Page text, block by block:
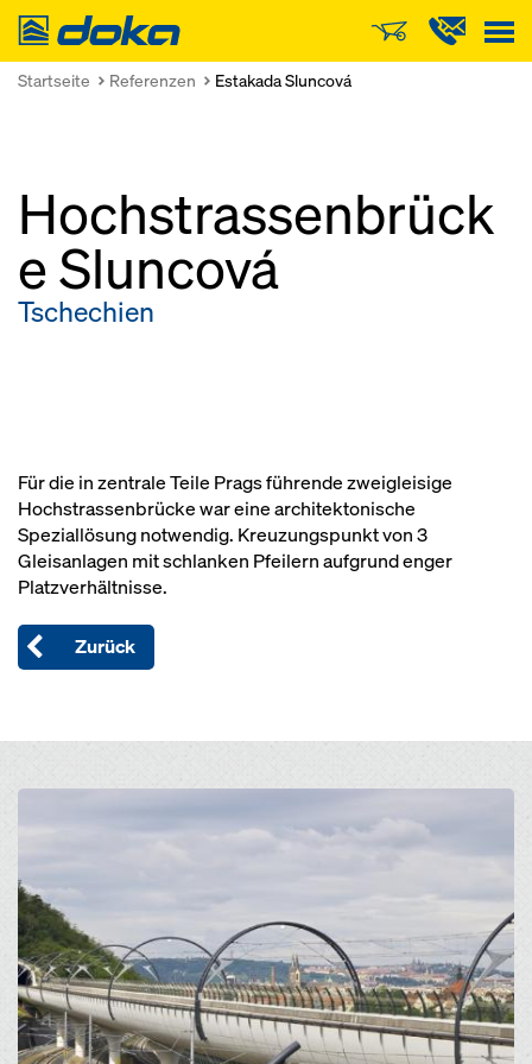
Doka
Startseite Referenzen Estakada Sluncová
Hochstrassenbrück
e Sluncová
Tschechien
Für die in zentrale Teile Prags führende zweigleisige
Hochstrassenbrücke war eine architektonische
Speziallösung notwendig. Kreuzungspunkt von 3
Gleisanlagen mit schlanken Pfeilern aufgrund enger
Platzverhältnisse.
Zurück
Open